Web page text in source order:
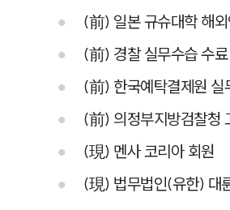
(前) 일본 규슈대학 해
(前) 경찰 실무수습 수료
(前) 한국예탁결제원 실
(前) 의정부지방검찰청
(現) 멘사 코리아 회원
(現) 법무법인(유한) 대